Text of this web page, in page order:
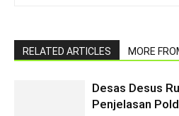
RELATED ARTICLES MORE
Desas Desus
Penjelasan